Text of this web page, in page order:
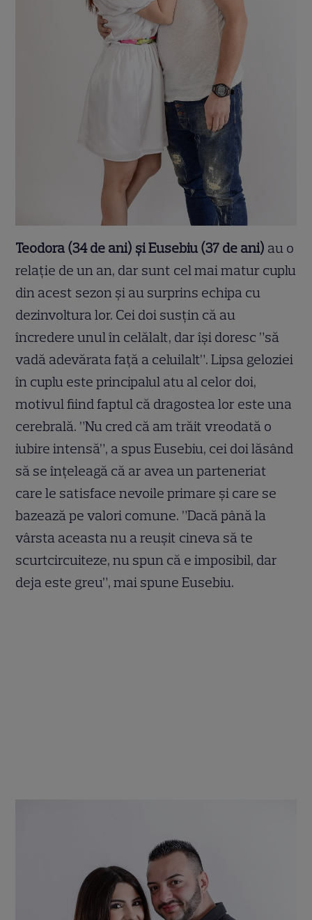
Teodora (34 de ani) și Eusebiu (37 de ani) au o
relație de un an, dar sunt cel mai matur cuplu
din acest sezon și au surprins echipa cu
dezinvoltura lor. Cei doi susțin că au
încredere unul în celălalt, dar își doresc ”să
vadă adevărata față a celuilalt”. Lipsa geloziei
în cuplu este principalul atu al celor doi,
motivul fiind faptul că dragostea lor este una
cerebrală. ”Nu cred că am trăit vreodată o
iubire intensă”, a spus Eusebiu, cei doi lăsând
să se înțeleagă că ar avea un parteneriat
care le satisface nevoile primare și care se
bazează pe valori comune. ”Dacă până la
vârsta aceasta nu a reușit cineva să te
scurtcircuiteze, nu spun că e imposibil, dar
deja este greu”, mai spune Eusebiu.